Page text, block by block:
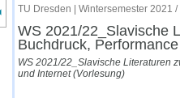
des Kursmenüs
TU Dresden | Wintersemester 2021 /
WS 2021/22_Slavische
Buchdruck,
WS 2021/22_Slavische Literaturen
und Internet (Vorlesung)